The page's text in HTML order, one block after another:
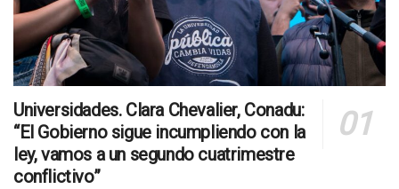
Universidades. Clara Chevalier, Conadu:
“El Gobierno sigue incumpliendo con la
ley, vamos a un segundo cuatrimestre
conflictivo”